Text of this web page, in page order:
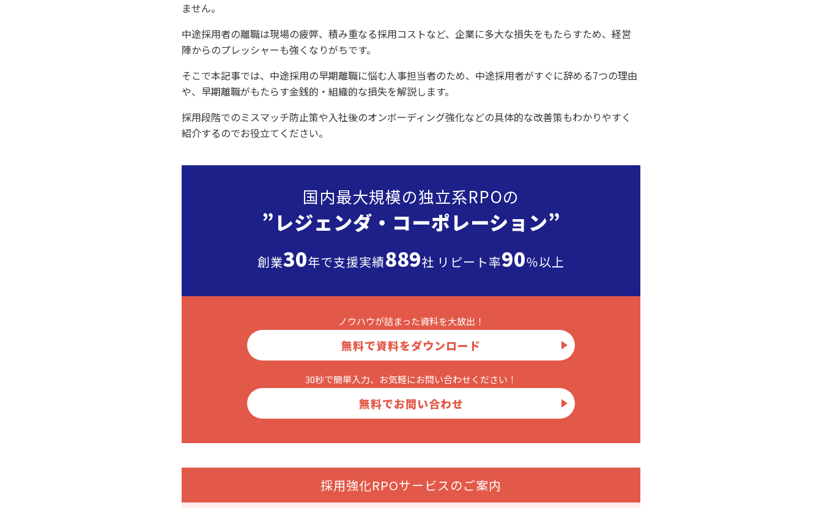
ません。
中途採用者の離職は現場の疲弊、積み重なる採用コストなど、企業に多大な損失をもたらすため、経営
陣からのプレッシャーも強くなりがちです。
そこで本記事では、中途採用の早期離職に悩む人事担当者のため、中途採用者がすぐに辞める7つの理由
や、早期離職がもたらす金銭的・組織的な損失を解説します。
採用段階でのミスマッチ防止策や入社後のオンボーディング強化などの具体的な改善策もわかりやすく
紹介するのでお役立てください。
国内最大規模の独立系RPOの
”レジェンダ・ コーポレーション”
創業30年で支援実績889社 リピート率90％以上
ノウハウが詰まった資料を大放出！
無料で資料をダウンロード
30秒で簡単入力、お気軽にお問い合わせください！
無料でお問い合わせ
採用強化RPOサービスのご案内